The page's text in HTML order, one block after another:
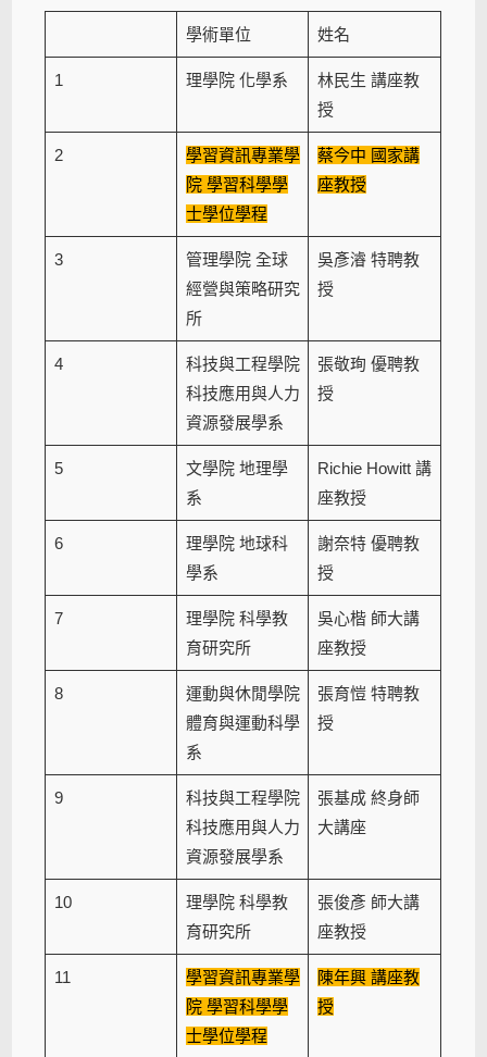
學術單位 姓名
1 理學院 化學系
林民生 講座教
授
2
學習資訊專業學
院 學習科學學
士學位學程
蔡今中 國家講
座教授
3
管理學院 全球
經營與策略研究
所
吳彥濬 特聘教
授
4
科技與工程學院
科技應用與人力
資源發展學系
張敬珣 優聘教
授
5
文學院 地理學
系
Richie Howitt 講
座教授
6
理學院 地球科
學系
謝奈特 優聘教
授
7
理學院 科學教
育研究所
吳心楷 師大講
座教授
8
運動與休閒學院
體育與運動科學
系
張育愷 特聘教
授
9
科技與工程學院
科技應用與人力
資源發展學系
張基成 終身師
大講座
10
理學院 科學教
育研究所
張俊彥 師大講
座教授
11
學習資訊專業學
院 學習科學學
士學位學程
陳年興 講座教
授